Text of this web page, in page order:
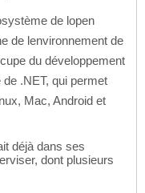
de lopen
de lenvironnement de
du développement
de .NET, qui permet
Mac, Android et
déjà dans ses
dont plusieurs